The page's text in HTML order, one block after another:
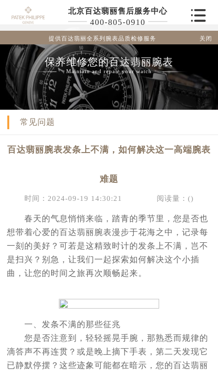
北京百达翡丽售后服务中心
400-805-0910
提供百达翡丽全系列腕表品质检修服务 关闭
保养维修您的百达翡丽腕表
Maintain and repair your watch
常见问题
百达翡丽腕表发条上不满，如何解决这一高端腕表
难题
时间：2024-09-19 14:30:21 阅读量：()
春天的气息悄悄来临，踏青的季节里，您是否也
想带着心爱的百达翡丽腕表漫步于花海之中，记录每
一刻的美好？可若是这精致时计的发条上不满，岂不
是扫兴？别急，让我们一起探索如何解决这个小插
曲，让您的时间之旅再次顺畅起来。
一、发条不满的那些征兆
您是否注意到，轻轻摇晃手腕，那熟悉而规律的
滴答声不再连贯？或是晚上摘下手表，第二天发现它
已静默停摆？这些迹象可能都在暗示，您的百达翡丽